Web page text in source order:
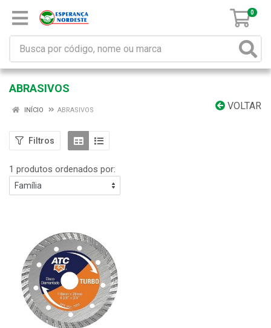
0
ABRASIVOS
VOLTAR
INÍCIO ABRASIVOS
Filtros
1 produtos ordenados por: